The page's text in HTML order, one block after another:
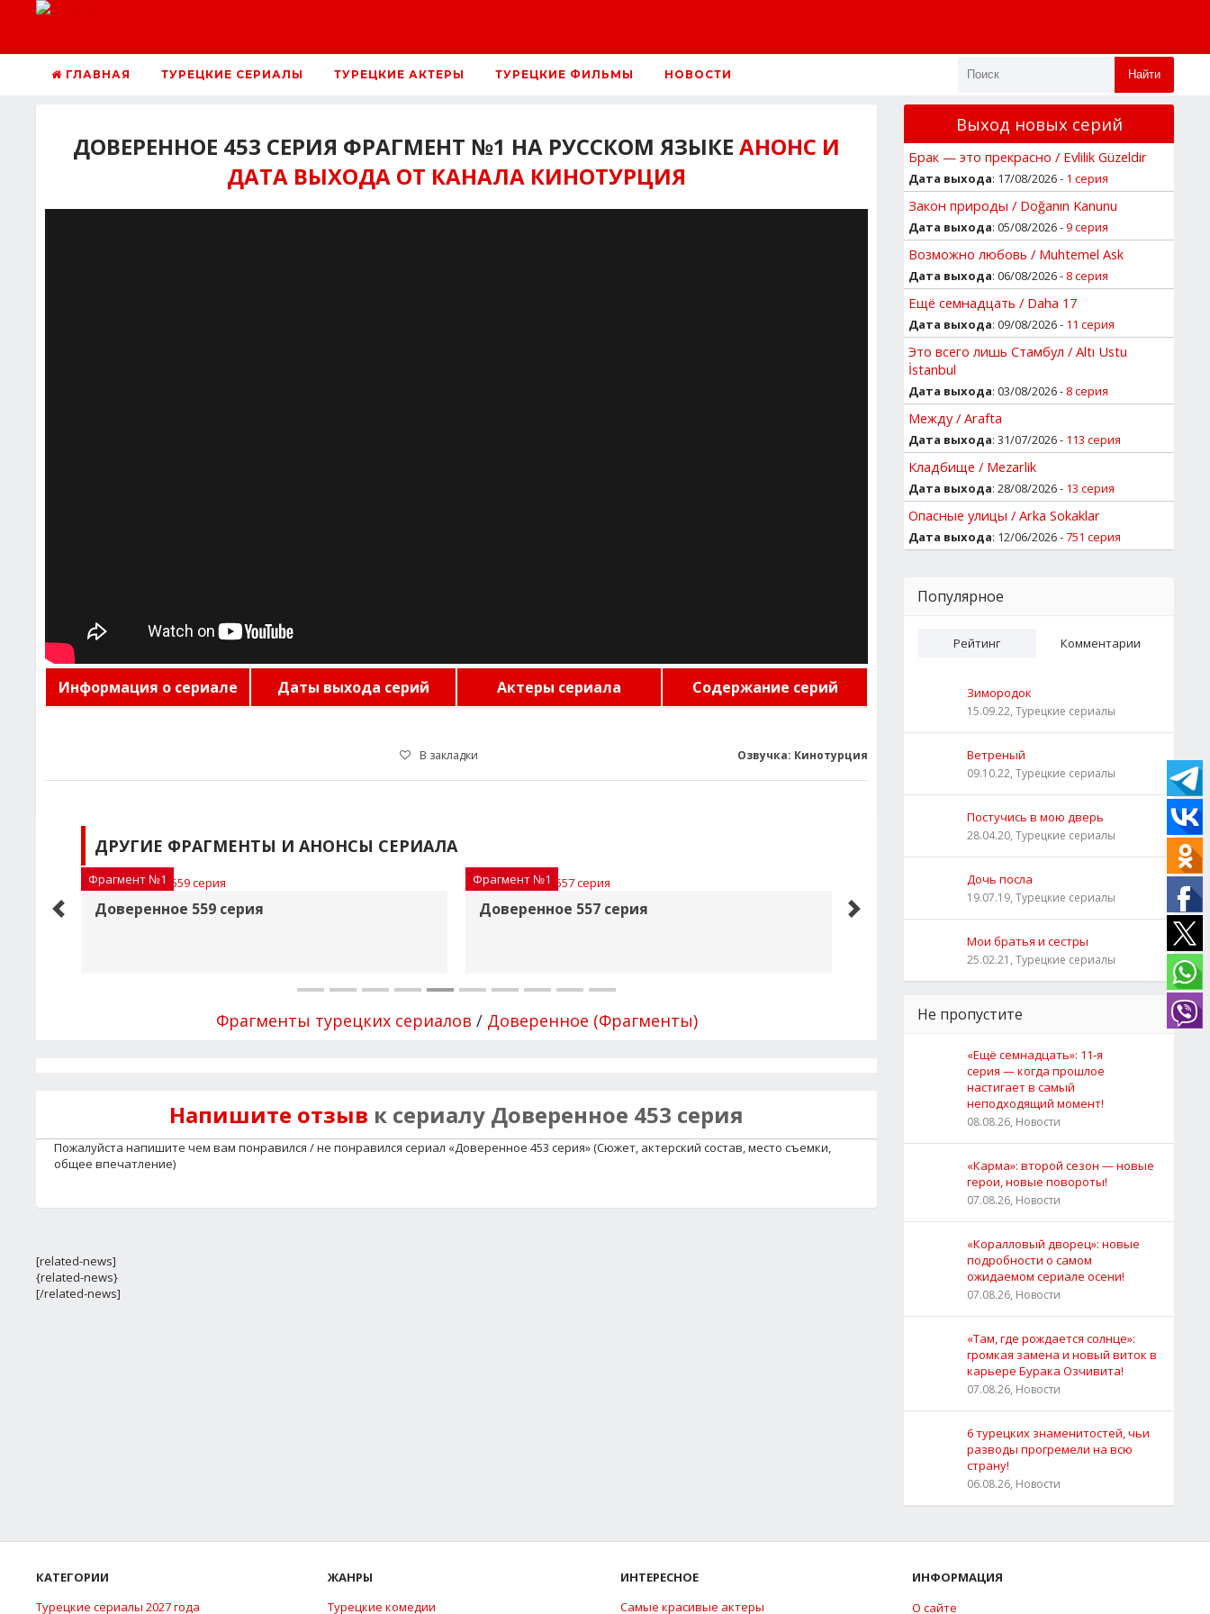
ГЛАВНАЯ ТУРЕЦКИЕ СЕРИАЛЫ ТУРЕЦКИЕ АКТЕРЫ ТУРЕЦКИЕ ФИЛЬМЫ НОВОСТИ Найти
ДОВЕРЕННОЕ 453 СЕРИЯ ФРАГМЕНТ №1 НА РУССКОМ ЯЗЫКЕ АНОНС И
ДАТА ВЫХОДА ОТ КАНАЛА КИНОТУРЦИЯ
Информация о сериале Даты выхода серий Актеры сериала Содержание серий
В закладки Озвучка: Кинотурция
ДРУГИЕ ФРАГМЕНТЫ И АНОНСЫ СЕРИАЛА
Фрагмент №1
Доверенное 559 серия
Фрагмент №1
Доверенное 557 серия Доверенное 555 серия
Фрагменты турецких сериалов / Доверенное (Фрагменты)
Напишите отзыв к сериалу Доверенное 453 серия
Пожалуйста напишите чем вам понравился / не понравился сериал «Доверенное 453 серия» (Сюжет, актерский состав, место съемки,
общее впечатление)
[related-news]
{related-news}
[/related-news]
Выход новых серий
Брак — это прекрасно / Evlilik Güzeldir
Дата выхода: 17/08/2026 - 1 серия
Закон природы / Doğanın Kanunu
Дата выхода: 05/08/2026 -9 серия
Возможно любовь / Muhtemel Ask
Дата выхода: 06/08/2026 - 8 серия
Ещё семнадцать / Daha 17
Дата выхода: 09/08/2026 - 11 серия
Это всего лишь Стамбул / Altı Ustu
İstanbul
Дата выхода: 03/08/2026 - 8 серия
Между / Arafta
Дата выхода: 31/07/2026 - 113 серия
Кладбище / Mezarlik
Дата выхода: 28/08/2026 - 13 серия
Опасные улицы / Arka Sokaklar
Дата выхода: 12/06/2026 -751 серия
Популярное
Рейтинг Комментарии
Зимородок
15.09.22, Турецкие сериалы
Ветреный
09.10.22, Турецкие сериалы
Постучись в мою дверь
28.04.20, Турецкие сериалы
Дочь посла
19.07.19, Турецкие сериалы
Мои братья и сестры
25.02.21, Турецкие сериалы
Не пропустите
«Ещё семнадцать»: 11‑я
серия — когда прошлое
настигает в самый
неподходящий момент!
08.08.26, Новости
«Карма»: второй сезон — новые
герои, новые повороты!
07.08.26, Новости
«Коралловый дворец»: новые
подробности о самом
ожидаемом сериале осени!
07.08.26, Новости
«Там, где рождается солнце»:
громкая замена и новый виток в
карьере Бурака Озчивита!
07.08.26, Новости
6 турецких знаменитостей, чьи
разводы прогремели на всю
страну!
06.08.26, Новости
КАТЕГОРИИ
Турецкие сериалы 2027 года
ЖАНРЫ
Турецкие комедии
ИНТЕРЕСНОЕ
Самые красивые актеры
ИНФОРМАЦИЯ
О сайте